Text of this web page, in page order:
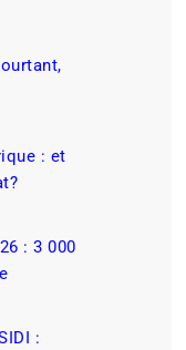
: et
: 3 000
: